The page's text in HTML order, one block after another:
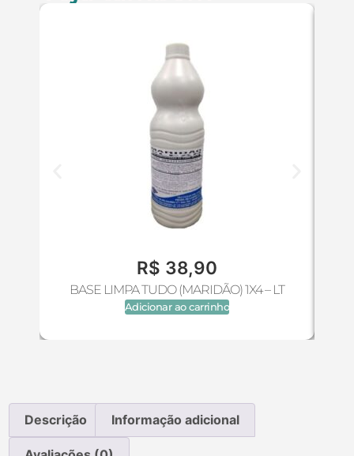
R$ 38,90
BASE LIMPA TUDO (MARIDÃO) 1X4 – LT
Adicionar ao carrinho
Descrição Informação adicional